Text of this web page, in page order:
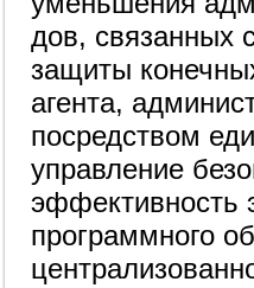
дов, связанных
защиты
агента,
посредством
управление
эффективность
программного